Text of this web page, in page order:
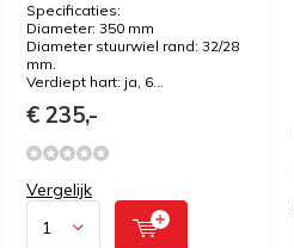
Specificaties:
Diameter: 350 mm
Diameter stuurwiel rand: 32/28
mm.
Verdiept hart: ja, 6...
€ 235,-
Vergelijk